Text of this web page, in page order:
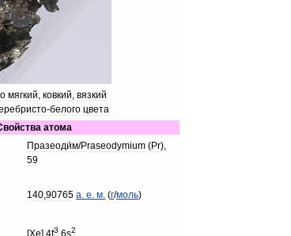
мягкий, ковкий, вязкий
-белого цвета
атома
Празеоди́м/Praseodymium (Pr),
59
140,90765 а. е. м. (г/моль)
[Xe] 4f3 6s2